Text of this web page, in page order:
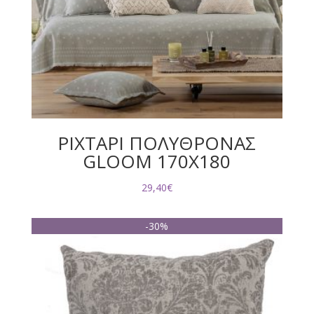
ΡΙΧΤΑΡΙ ΠΟΛΥΘΡΟΝΑΣ
GLOOM 170X180
29,40€
-30%